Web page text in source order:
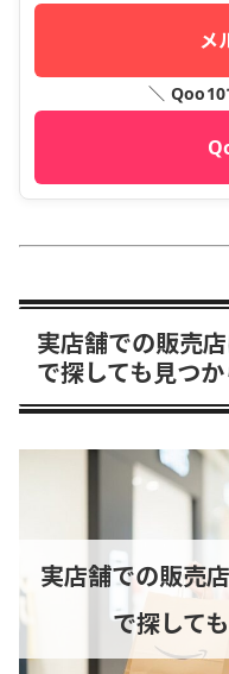
メ
＼ Qoo10
実店舗での販売
で探しても見つ
実店舗での販売
で探して